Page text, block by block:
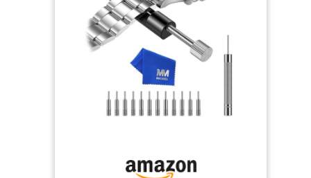
bracelet de montre en fonction du poignet.Nous
sommes équipés d'aiguilles de rechange 15PCS
pour améliorer la durée de vie de l'outil, adaptées
au poinçon et dissolvant de maillons de bracelet
de montre en métal. 【Convient à différents
couvercles de montre】 - L'ouvre-boîtier de
montre est utilisé pour les boîtiers de montre
avec rainures, le levier d'ouverture de boîtier de
montre est utilisé pour le boîtier de montre avec
une ouverture de levier, le tournevis est utilisé
est de 15 à 55 mm. 【Tournevis de montre cinq en